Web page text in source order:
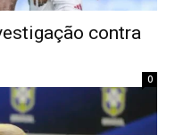
contra
0